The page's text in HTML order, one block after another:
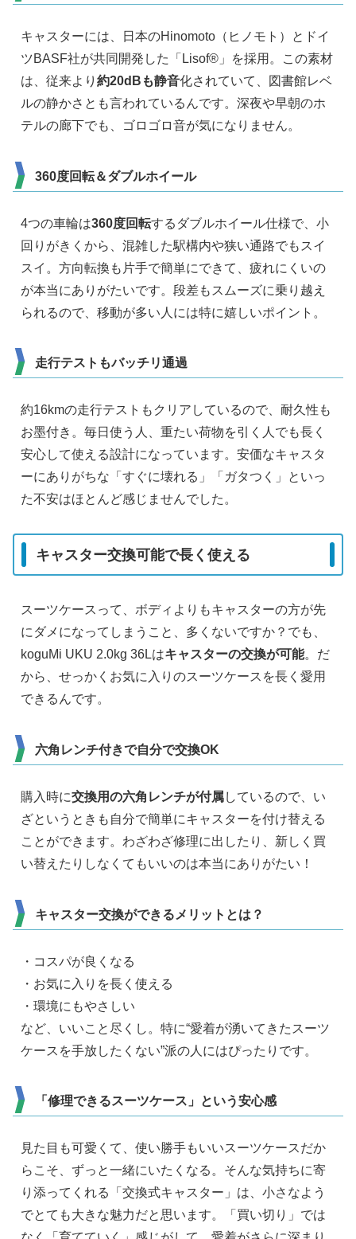
キャスターには、日本のHinomoto（ヒノモト）とドイ
ツBASF社が共同開発した「Lisof®」を採用。この素材
は、従来より 約20dBも静音化されていて、図書館レベ
ルの静かさとも言われているんです。深夜や早朝のホ
テルの廊下でも、ゴロゴロ音が気になりません。
360度回転＆ダブルホイール
4つの車輪は360度回転するダブルホイール仕様で、小
回りがきくから、混雑した駅構内や狭い通路でもスイ
スイ。方向転換も片手で簡単にできて、疲れにくいの
が本当にありがたいです。段差もスムーズに乗り越え
られるので、移動が多い人には特に嬉しいポイント。
走行テストもバッチリ通過
約16kmの走行テストもクリアしているので、耐久性も
お墨付き。毎日使う人、重たい荷物を引く人でも長く
安心して使える設計になっています。安価なキャスタ
ーにありがちな「すぐに壊れる」「ガタつく」といっ
た不安はほとんど感じませんでした。
キャスター交換可能で長く使える
スーツケースって、ボディよりもキャスターの方が先
にダメになってしまうこと、多くないですか？でも、
koguMi UKU 2.0kg 36Lはキャスターの交換が可能。だ
から、せっかくお気に入りのスーツケースを長く愛用
できるんです。
六角レンチ付きで自分で交換OK
購入時に交換用の六角レンチが付属しているので、い
ざというときも自分で簡単にキャスターを付け替える
ことができます。わざわざ修理に出したり、新しく買
い替えたりしなくてもいいのは本当にありがたい！
キャスター交換ができるメリットとは？
・コスパが良くなる
・お気に入りを長く使える
・環境にもやさしい
など、いいこと尽くし。特に“愛着が湧いてきたスーツ
ケースを手放したくない”派の人にはぴったりです。
「修理できるスーツケース」という安心感
見た目も可愛くて、使い勝手もいいスーツケースだか
らこそ、ずっと一緒にいたくなる。そんな気持ちに寄
り添ってくれる「交換式キャスター」は、小さなよう
でとても大きな魅力だと思います。「買い切り」では